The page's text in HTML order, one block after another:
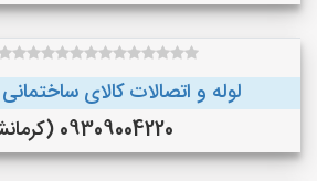
لوله و اتصالات کالای
09309004220 (کرمانشاه )